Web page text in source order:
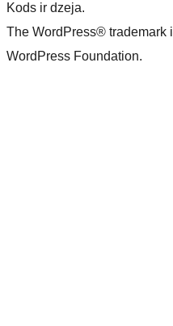
Kods ir dzeja.
The WordPress® trademark
WordPress Foundation.